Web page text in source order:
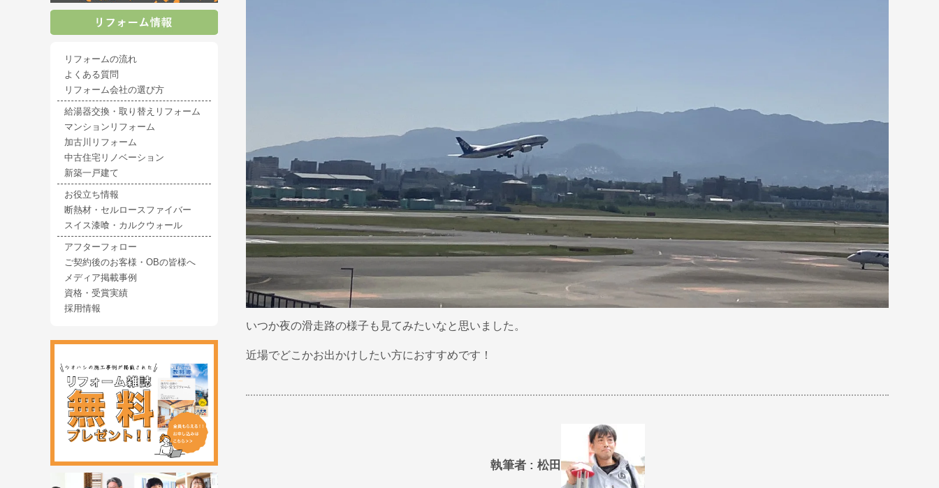
いつか夜の滑走路の様子も見てみたいなと思いました。
近場でどこかお出かけしたい方におすすめです！
執筆者 : 松田
リフォームの流れ
よくある質問
リフォーム会社の選び方
給湯器交換・取り替えリフォーム
マンションリフォーム
加古川リフォーム
中古住宅リノベーション
新築一戸建て
お役立ち情報
断熱材・セルロースファイバー
スイス漆喰・カルクウォール
アフターフォロー
ご契約後のお客様・OBの皆様へ
メディア掲載事例
資格・受賞実績
採用情報